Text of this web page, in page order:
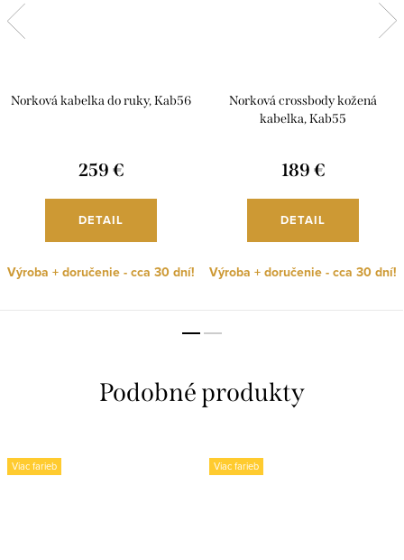
Norková kabelka do ruky, Kab56
259 €
DETAIL
Výroba + doručenie - cca 30 dní!
Norková crossbody kožená
kabelka, Kab55
189 €
DETAIL
Výroba + doručenie - cca 30 dní!
Viac farieb Viac farieb